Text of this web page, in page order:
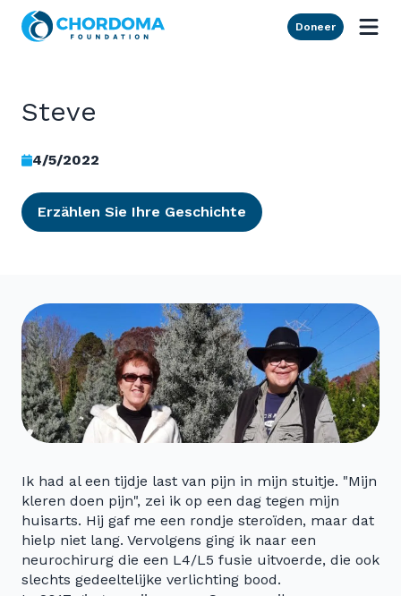
Skip to Main Content
Doneer
Steve
4/5/2022
Erzählen Sie Ihre Geschichte
Ik had al een tijdje last van pijn in mijn stuitje. "Mijn
kleren doen pijn", zei ik op een dag tegen mijn
huisarts. Hij gaf me een rondje steroïden, maar dat
hielp niet lang. Vervolgens ging ik naar een
neurochirurg die een L4/L5 fusie uitvoerde, die ook
slechts gedeeltelijke verlichting bood.